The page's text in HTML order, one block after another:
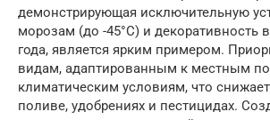
демонстрирующая исключительную
морозам (до -45°C) и декоративность
года, является ярким примером.
видам, адаптированным к местным
климатическим условиям, что
поливе, удобрениях и пестицидах.